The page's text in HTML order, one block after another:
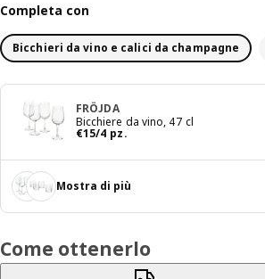
Completa con
Bicchieri da vino e calici da champagne
FRÖJDA
Bicchiere da vino, 47 cl
€15/4 pz.
Prezzo € 15/4 pz.
Mostra di più
Come ottenerlo